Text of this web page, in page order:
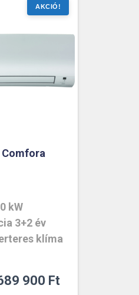
Comfora
kW
3+2 év
klíma
900 FtCurrent